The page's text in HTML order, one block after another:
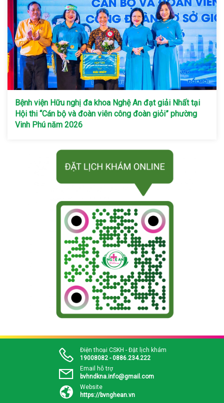
Bệnh viện Hữu nghị đa khoa Nghệ An đạt giải Nhất tại
Hội thi “Cán bộ và đoàn viên công đoàn giỏi” phường
Vinh Phú năm 2026
Điện thoại CSKH - Đặt lịch khám
19008082 - 0886.234.222
Email hỗ trợ
bvhndkna.info@gmail.com
Website
https://bvnghean.vn